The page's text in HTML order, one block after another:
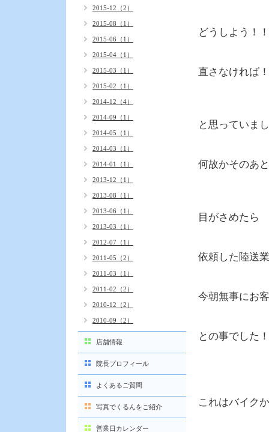
どうしよう！
直さなければ！
と思っていま
何故かそのあ
目がさめたら
依頼した陸送
今朝無事にお
との事でした！
これはバイク
2015-12（2）
2015-08（1）
2015-06（1）
2015-04（1）
2015-03（1）
2015-02（1）
2014-12（4）
2014-09（1）
2014-05（1）
2014-03（1）
2014-01（1）
2013-12（1）
2013-08（1）
2013-06（1）
2013-03（1）
2012-07（1）
2011-05（2）
2011-03（1）
2011-02（2）
2010-12（2）
2010-09（2）
店舗情報
院長プロフィール
よくあるご質問
写真でくるんをご紹介
営業日カレンダー